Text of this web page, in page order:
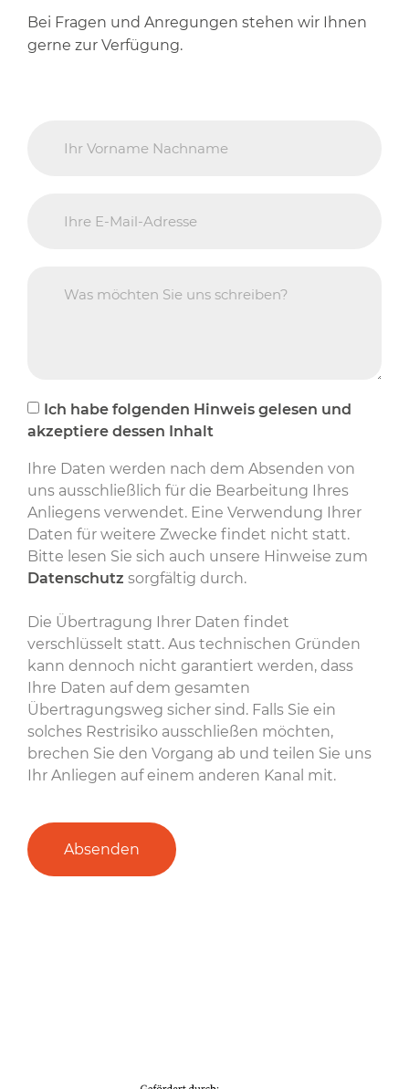
Bei Fragen und Anregungen stehen wir Ihnen
gerne zur Verfügung.
Ich habe folgenden Hinweis gelesen und
akzeptiere dessen Inhalt
Ihre Daten werden nach dem Absenden von
uns ausschließlich für die Bearbeitung Ihres
Anliegens verwendet. Eine Verwendung Ihrer
Daten für weitere Zwecke findet nicht statt.
Bitte lesen Sie sich auch unsere Hinweise zum
Datenschutz sorgfältig durch.
Die Übertragung Ihrer Daten findet
verschlüsselt statt. Aus technischen Gründen
kann dennoch nicht garantiert werden, dass
Ihre Daten auf dem gesamten
Übertragungsweg sicher sind. Falls Sie ein
solches Restrisiko ausschließen möchten,
brechen Sie den Vorgang ab und teilen Sie uns
Ihr Anliegen auf einem anderen Kanal mit.
Absenden